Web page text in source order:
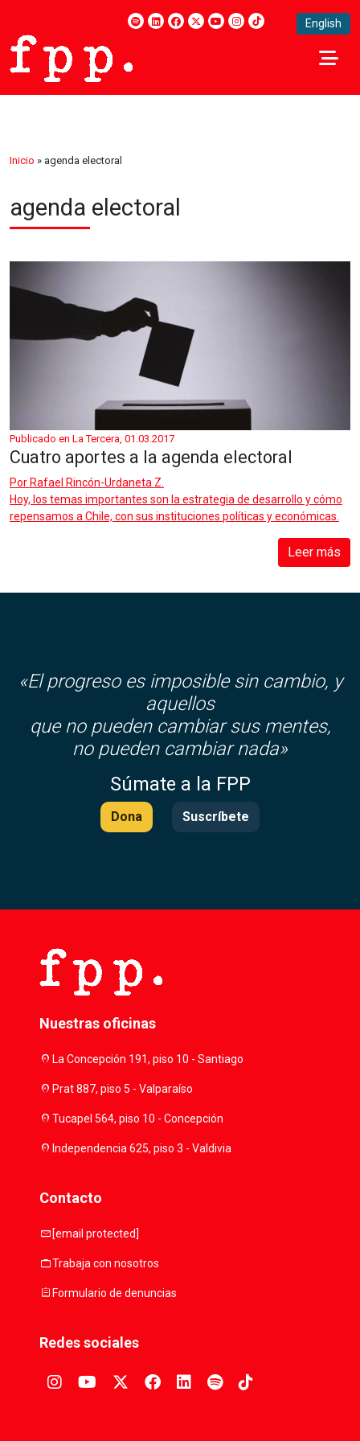
English
Inicio » agenda electoral
agenda electoral
Publicado en La Tercera, 01.03.2017
Cuatro aportes a la agenda electoral
Por Rafael Rincón-Urdaneta Z.
Hoy, los temas importantes son la estrategia de desarrollo y cómo
repensamos a Chile, con sus instituciones políticas y económicas.
Leer más
«El progreso es imposible sin cambio, y
aquellos
que no pueden cambiar sus mentes,
no pueden cambiar nada»
Súmate a la FPP
Dona Suscríbete
Nuestras oficinas
location_onLa Concepción 191, piso 10 - Santiago
location_onPrat 887, piso 5 - Valparaíso
location_onTucapel 564, piso 10 - Concepción
location_onIndependencia 625, piso 3 - Valdivia
Contacto
mail [email protected]
workTrabaja con nosotros
assignmentFormulario de denuncias
Redes sociales